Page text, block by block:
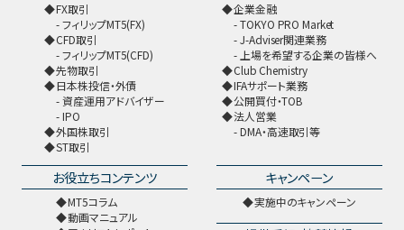
FX取引
フィリップMT5(FX)
CFD取引
フィリップMT5(CFD)
先物取引
日本株投信・外債
資産運用アドバイザー
IPO
外国株取引
ST取引
企業金融
TOKYO PRO Market
J-Adviser関連業務
上場を希望する企業の皆様へ
Club Chemistry
IFAサポート業務
公開買付・TOB
法人営業
DMA・高速取引等
お役立ちコンテンツ
MT5コラム
動画マニュアル
キャンペーン
実施中のキャンペーン